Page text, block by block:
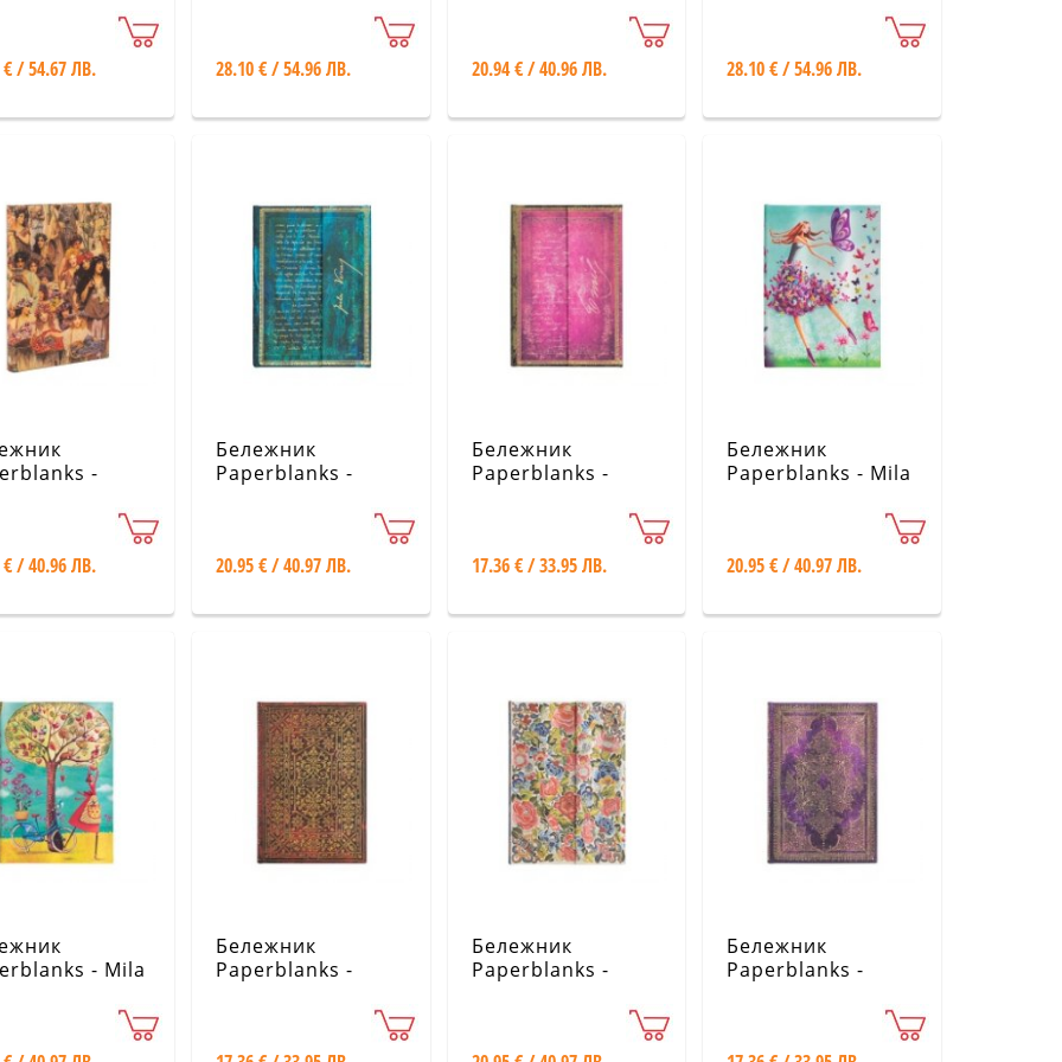
/ Gaudi,
of
€ / 54.67 ЛВ.
Frog Prince
28.10 € / 54.96 ЛВ.
20.94 € / 40.96 ЛВ.
28.10 € / 54.96 ЛВ.
-
/ Spring /
€ / 40.96 ЛВ.
Бележник
Paperblanks -
Twenty Thousand
Lined
20.95 € / 40.97 ЛВ.
Бележник
Paperblanks -
Emily Dickinson / I
died for beauty /
17.36 € / 33.95 ЛВ.
Бележник
Paperblanks - Mila
Butterflies / Midi /
Lined
20.95 € / 40.97 ЛВ.
- Mila
Apples /
Бележник
Paperblanks -
Бележник
Paperblanks -
Embroidery / Pear
Бележник
Paperblanks -
Bijou / Mini / Lined